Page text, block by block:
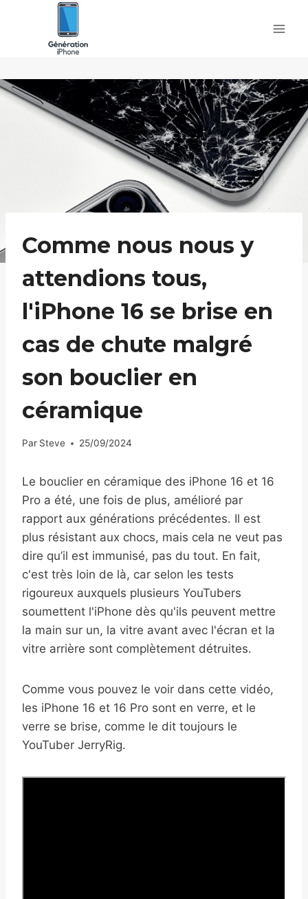
Comme nous nous y
attendions tous,
l'iPhone 16 se brise en
cas de chute malgré
son bouclier en
céramique
Par Steve 25/09/2024
Le bouclier en céramique des iPhone 16 et 16
Pro a été, une fois de plus, amélioré par
rapport aux générations précédentes. Il est
plus résistant aux chocs, mais cela ne veut pas
dire qu’il est immunisé, pas du tout. En fait,
c'est très loin de là, car selon les tests
rigoureux auxquels plusieurs YouTubers
soumettent l'iPhone dès qu'ils peuvent mettre
la main sur un, la vitre avant avec l'écran et la
vitre arrière sont complètement détruites.
Comme vous pouvez le voir dans cette vidéo,
les iPhone 16 et 16 Pro sont en verre, et le
verre se brise, comme le dit toujours le
YouTuber JerryRig.